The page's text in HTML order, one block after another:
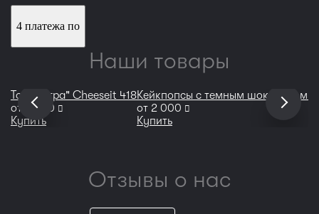
4 платежа по
Наши товары
Торт "Игра" Cheeseit 418
от
8 800 руб
Купить
Кейкпопсы с темным шоколадом и
от 2 000 руб
Купить
Отзывы о нас